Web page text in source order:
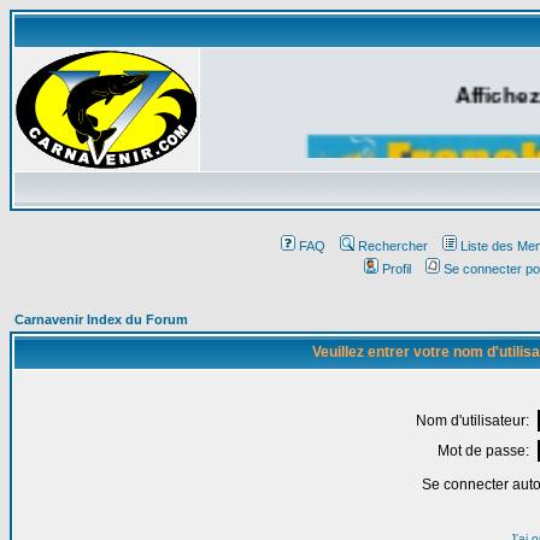
FAQ Rechercher
Liste des
Profil
Se connecter
Carnavenir Index du Forum
Veuillez entrer votre nom
Nom d'utilisateur:
Mot de passe:
Se connecter